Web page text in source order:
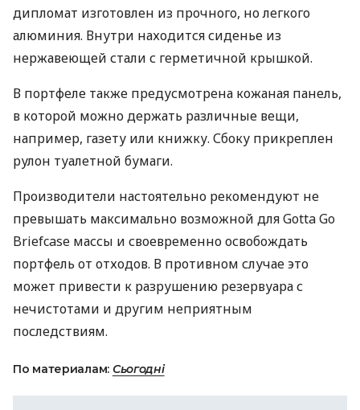
дипломат изготовлен из прочного, но легкого
алюминия. Внутри находится сиденье из
нержавеющей стали с герметичной крышкой.
В портфеле также предусмотрена кожаная панель,
в которой можно держать различные вещи,
например, газету или книжку. Сбоку прикреплен
рулон туалетной бумаги.
Производители настоятельно рекомендуют не
превышать максимально возможной для Gotta Go
Briefcase массы и своевременно освобождать
портфель от отходов. В противном случае это
может привести к разрушению резервуара с
нечистотами и другим неприятным
последствиям.
По материалам: Сьогодні